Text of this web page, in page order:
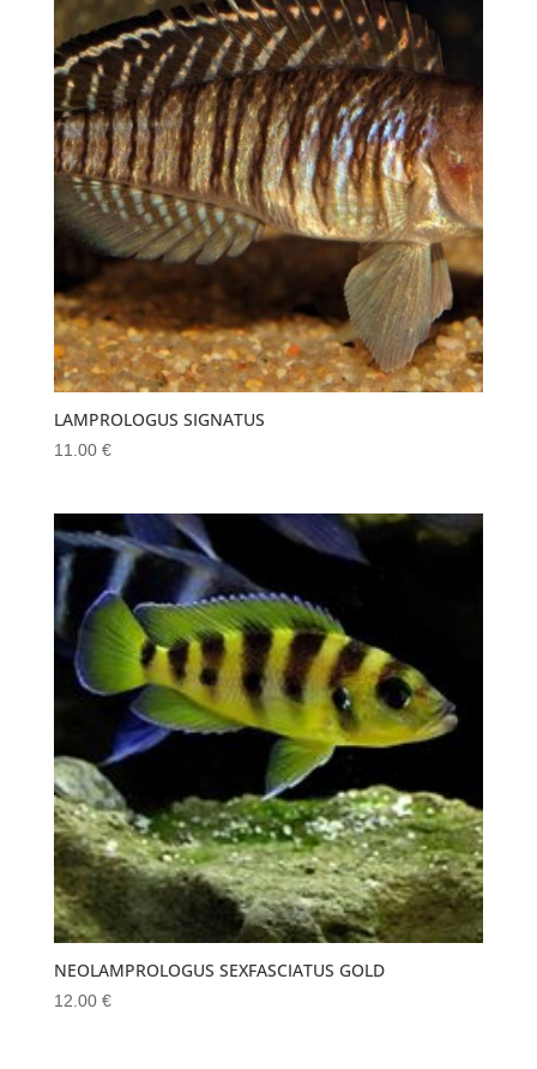
LAMPROLOGUS SIGNATUS
11.00 €
NEOLAMPROLOGUS SEXFASCIATUS GOLD
12.00 €